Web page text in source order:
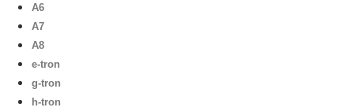
A6
A7
A8
e-tron
g-tron
h-tron